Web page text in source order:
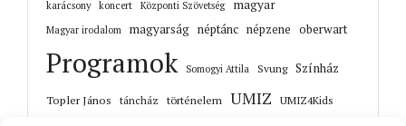
karácsony koncert Központi Szövetség magyar
Magyar irodalom magyarság néptánc népzene oberwart
Programok Somogyi Attila Svung Színház
Topler János táncház történelem UMIZ
UMIZ4Kids